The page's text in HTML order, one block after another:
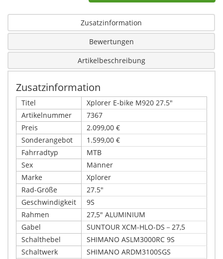
Zusatzinformation
Bewertungen
Artikelbeschreibung
Zusatzinformation
Titel
Xplorer E-bike M920 27.5"
Artikelnummer
7367
Preis
2.099,00 €
Sonderangebot
1.599,00 €
Fahrradtyp
MTB
Sex
Männer
Marke
Xplorer
Rad-Größe
27.5"
Geschwindigkeit
9S
Rahmen
27,5" ALUMINIUM
Gabel
SUNTOUR XCM-HLO-DS－27,5
Schalthebel
SHIMANO ASLM3000RC 9S
Schaltwerk
SHIMANO ARDM3100SGS